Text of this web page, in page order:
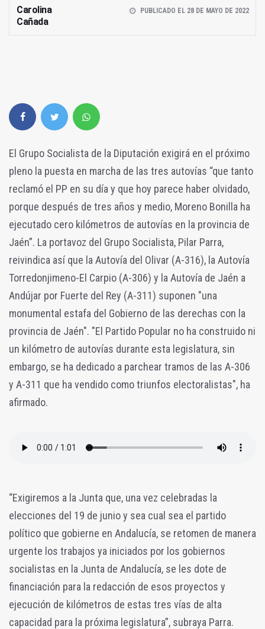
Carolina
Cañada
PUBLICADO EL 28 DE MAYO DE 2022
El Grupo Socialista de la Diputación exigirá en el próximo
pleno la puesta en marcha de las tres autovías “que tanto
reclamó el PP en su día y que hoy parece haber olvidado,
porque después de tres años y medio, Moreno Bonilla ha
ejecutado cero kilómetros de autovías en la provincia de
Jaén”. La portavoz del Grupo Socialista, Pilar Parra,
reivindica así que la Autovía del Olivar (A-316), la Autovía
Torredonjimeno-El Carpio (A-306) y la Autovía de Jaén a
Andújar por Fuerte del Rey (A-311) suponen "una
monumental estafa del Gobierno de las derechas con la
provincia de Jaén". "El Partido Popular no ha construido ni
un kilómetro de autovías durante esta legislatura, sin
embargo, se ha dedicado a parchear tramos de las A-306
y A-311 que ha vendido como triunfos electoralistas", ha
afirmado.
“Exigiremos a la Junta que, una vez celebradas la
elecciones del 19 de junio y sea cual sea el partido
político que gobierne en Andalucía, se retomen de manera
urgente los trabajos ya iniciados por los gobiernos
socialistas en la Junta de Andalucía, se les dote de
financiación para la redacción de esos proyectos y
ejecución de kilómetros de estas tres vías de alta
capacidad para la próxima legislatura”, subraya Parra.